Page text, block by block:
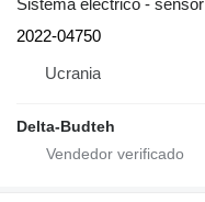
Sistema eléctrico - sensor
2022-04750
Ucrania
Delta-Budteh